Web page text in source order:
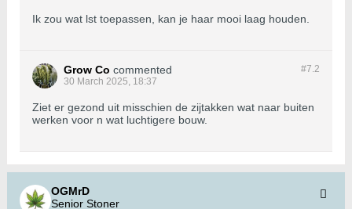
Ik zou wat lst toepassen, kan je haar mooi laag houden.
#7.2
Grow Co commented
30 March 2025, 18:37
Ziet er gezond uit misschien de zijtakken wat naar buiten
werken voor n wat luchtigere bouw.
OGMrD
Senior Stoner